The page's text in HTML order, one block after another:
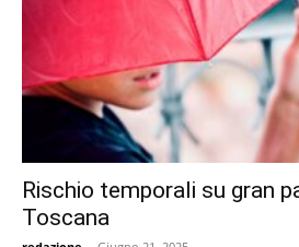
Rischio temporali su gran
Toscana